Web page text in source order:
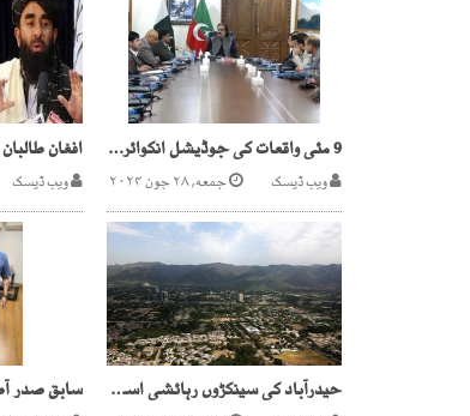
9 مئی واقعات کی جوڈیشل انکوائری،خیبرپختونخوا کابینہ کی منظوری
ویب ڈیسک جمعه, ۲۸ جون ۲۰۲۴ ویب ڈیسک
حیدرآباد کی سینکڑوں رہائشی اسکیمیں فلڈ زون میں شامل ہونے کا انکشاف